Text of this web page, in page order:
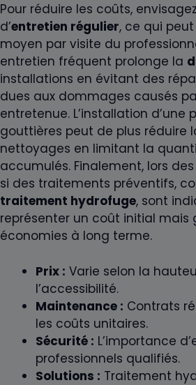
Pour réduire les coûts,
d’entretien régulier, ce qui
moyen par visite du
entretien fréquent prolonge la
installations en évitant des
dues aux dommages causés
entretenue. L’installation d’une
gouttières peut de plus réduire
nettoyages en limitant la
accumulés. Finalement, lors
si des traitements préventifs,
traitement hydrofuge, sont
représenter un coût initial mais
économies à long terme.
Prix : Varie selon la
l’accessibilité.
Maintenance : Contrats
les coûts unitaires.
Sécurité : L’importance
professionnels qualifiés.
Solutions : Traitement